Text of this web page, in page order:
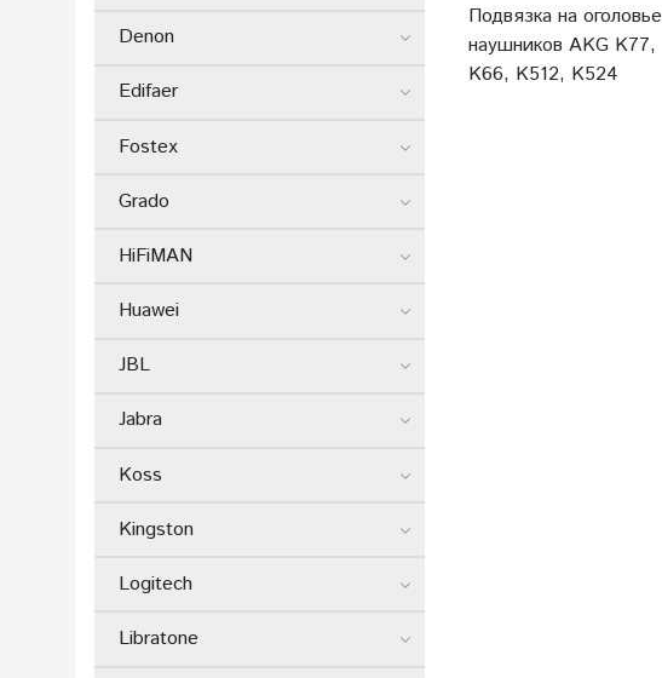
Подвязка на оголовье
наушников AKG K77,
K66, K512, K524
Denon
Edifaer
Fostex
Grado
HiFiMAN
Huawei
JBL
Jabra
Koss
Kingston
Logitech
Libratone